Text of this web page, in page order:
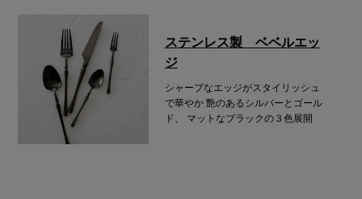
ステンレス製 ベベルエッ
ジ
シャープなエッジがスタイリッシュ
で華やか 艶のあるシルバーとゴール
ド、 マットなブラックの３色展開